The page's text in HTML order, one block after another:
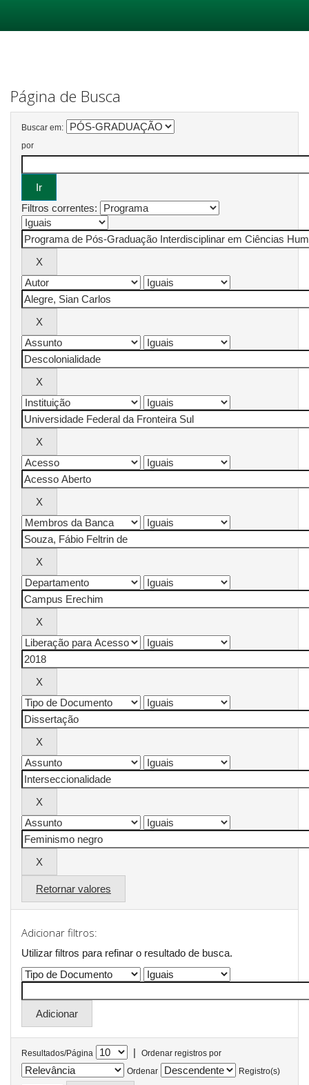
Página de Busca
Buscar em:
por
Filtros correntes:
Retornar valores
Adicionar filtros:
Utilizar filtros para refinar o resultado de busca.
Resultados/Página |
Ordenar registros por
Ordenar
Registro(s)